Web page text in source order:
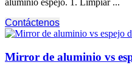
aluminio espejo. 1. Limpiar ...
Contáctenos
Mirror de aluminio vs